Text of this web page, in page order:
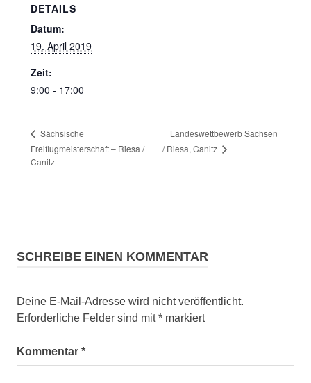
DETAILS
Datum:
19. April 2019
Zeit:
9:00 - 17:00
Sächsische
Freiflugmeisterschaft – Riesa /
Canitz
Landeswettbewerb Sachsen
/ Riesa, Canitz
SCHREIBE EINEN KOMMENTAR
Deine E-Mail-Adresse wird nicht veröffentlicht.
Erforderliche Felder sind mit* markiert
Kommentar *